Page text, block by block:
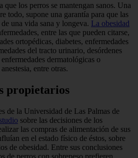
que los perros se mantengan sanos. Una
todo, supone una garantía para que las
una vida sana y longeva. La obesidad
entre las que pueden citarse,
ortopédicas, diabetes, enfermedades
del tracto urinario, desórdenes
dermatológicas o
entre otras.
propietarios
de la Universidad de Las Palmas de
sobre las decisiones de los
las compras de alimentación de sus
en el estado físico de éstos, sobre
de obesidad. Entre sus conclusiones
de perros con sobrepeso prefieren